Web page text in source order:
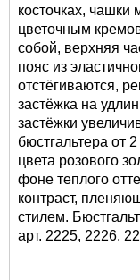
косточках, чашки
цветочным
собой, верхняя
пояс из
отстёгиваются,
застёжка на
застёжки
бюстгальтера от
цвета розового
фоне теплого
контраст,
стилем.
арт. 2225, 2226,